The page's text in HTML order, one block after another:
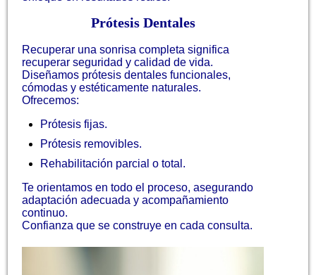
Prótesis Dentales
Recuperar una sonrisa completa significa
recuperar seguridad y calidad de vida.
Diseñamos prótesis dentales funcionales,
cómodas y estéticamente naturales.
Ofrecemos:
Prótesis fijas.
Prótesis removibles.
Rehabilitación parcial o total.
Te orientamos en todo el proceso, asegurando
adaptación adecuada y acompañamiento
continuo.
Confianza que se construye en cada consulta.